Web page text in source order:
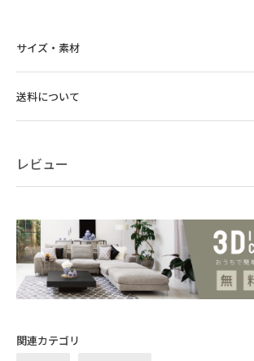
目と肌で感じる
ファブリックのクオリティ
サイズ・素材
送料について
レビュー
関連カテゴリ